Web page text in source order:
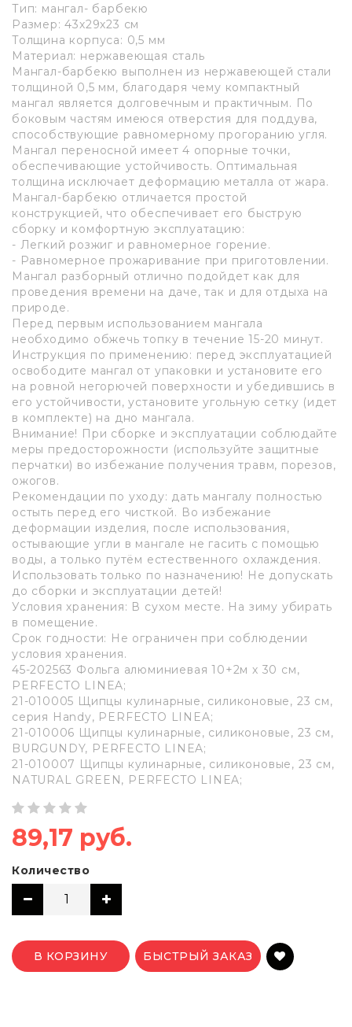
Тип: мангал- барбекю
Размер: 43х29х23 см
Толщина корпуса: 0,5 мм
Материал: нержавеющая сталь
Мангал-барбекю выполнен из нержавеющей стали
толщиной 0,5 мм, благодаря чему компактный
мангал является долговечным и практичным. По
боковым частям имеюся отверстия для поддува,
способствующие равномерному прогоранию угля.
Мангал переносной имеет 4 опорные точки,
обеспечивающие устойчивость. Оптимальная
толщина исключает деформацию металла от жара.
Мангал-барбекю отличается простой
конструкцией, что обеспечивает его быструю
сборку и комфортную эксплуатацию:
- Легкий розжиг и равномерное горение.
- Равномерное прожаривание при приготовлении.
Мангал разборный отлично подойдет как для
проведения времени на даче, так и для отдыха на
природе.
Перед первым использованием мангала
необходимо обжечь топку в течение 15-20 минут.
Инструкция по применению: перед эксплуатацией
освободите мангал от упаковки и установите его
на ровной негорючей поверхности и убедившись в
его устойчивости, установите угольную сетку (идет
в комплекте) на дно мангала.
Внимание! При сборке и эксплуатации соблюдайте
меры предосторожности (используйте защитные
перчатки) во избежание получения травм, порезов,
ожогов.
Рекомендации по уходу: дать мангалу полностью
остыть перед его чисткой. Во избежание
деформации изделия, после использования,
остывающие угли в мангале не гасить с помощью
воды, а только путём естественного охлаждения.
Использовать только по назначению! Не допускать
до сборки и эксплуатации детей!
Условия хранения: В сухом месте. На зиму убирать
в помещение.
Срок годности: Не ограничен при соблюдении
условия хранения.
45-202563 Фольга алюминиевая 10+2м х 30 см,
PERFECTO LINEA;
21-010005 Щипцы кулинарные, силиконовые, 23 см,
серия Handy, PERFECTO LINEA;
21-010006 Щипцы кулинарные, силиконовые, 23 см,
BURGUNDY, PERFECTO LINEA;
21-010007 Щипцы кулинарные, силиконовые, 23 см,
NATURAL GREEN, PERFECTO LINEA;
89,17 руб.
Количество
В КОРЗИНУ БЫСТРЫЙ ЗАКАЗ